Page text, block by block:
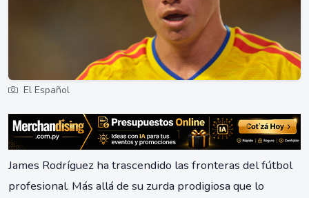
El Español
James Rodríguez ha trascendido las fronteras del fútbol
profesional. Más allá de su zurda prodigiosa que lo